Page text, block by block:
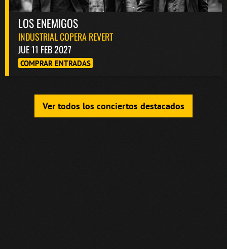
LOS ENEMIGOS
INDUSTRIAL COPERA REVERT
JUE 11 FEB 2027
COMPRAR ENTRADAS
Ver todos los conciertos destacados